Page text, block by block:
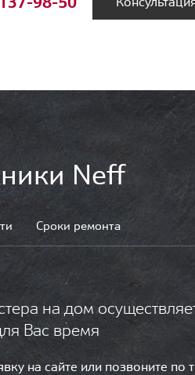
Neff
Сроки ремонта
на дом
Вас время
на сайте или позвоните по